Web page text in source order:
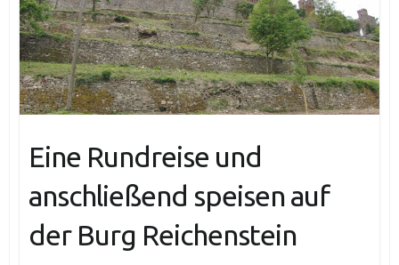
Eine Rundreise und
anschließend speisen auf
der Burg Reichenstein